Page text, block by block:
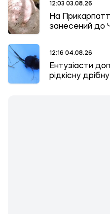
12:03 03.08.26
На
занесений до
12:16 04.08.26
Ентузіасти
рідкісну